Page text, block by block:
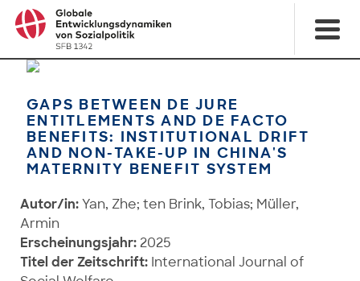
GAPS BETWEEN DE JURE
ENTITLEMENTS AND DE FACTO
BENEFITS: INSTITUTIONAL DRIFT
AND NON-TAKE-UP IN CHINA'S
MATERNITY BENEFIT SYSTEM
Autor/in:Yan, Zhe; ten Brink, Tobias; Müller,
Armin
Erscheinungsjahr: 2025
Titel der Zeitschrift: International Journal of